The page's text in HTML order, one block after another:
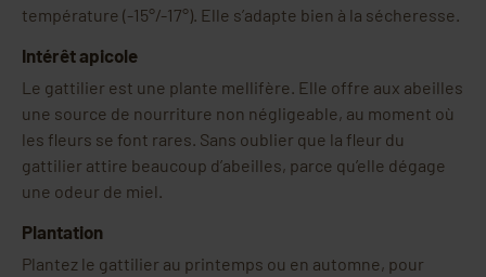
température (-15°/-17°). Elle s’adapte bien à la sécheresse.
Intérêt apicole
Le gattilier est une plante mellifère. Elle offre aux abeilles
une source de nourriture non négligeable, au moment où
les fleurs se font rares. Sans oublier que la fleur du
gattilier attire beaucoup d’abeilles, parce qu’elle dégage
une odeur de miel.
Plantation
Plantez le gattilier au printemps ou en automne, pour